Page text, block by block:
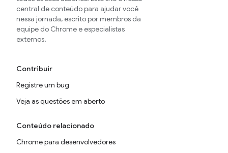
central de conteúdo para ajudar você
nessa jornada, escrito por membros da
equipe do Chrome e especialistas
externos.
Contribuir
Registre um bug
Veja as questões em aberto
Conteúdo relacionado
Chrome para desenvolvedores